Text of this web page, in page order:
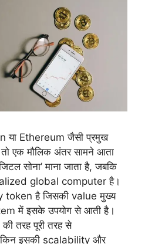
या Ethereum जैसी प्रमुख
तो एक मौलिक अंतर सामने आता
सोना’ माना जाता है, जबकि
global computer है।
token है जिसकी value मुख्य
में इसके उपयोग से आती है।
तरह पूरी तरह से
इसकी scalability और